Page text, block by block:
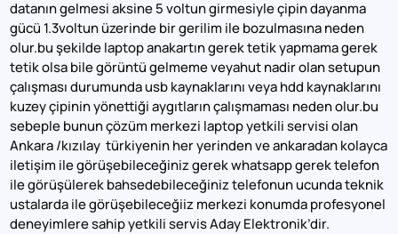
datanın gelmesi aksine 5 voltun girmesiyle çipin dayanma
gücü 1.3voltun üzerinde bir gerilim ile bozulmasına neden
olur.bu şekilde laptop anakartın gerek tetik yapmama gerek
tetik olsa bile görüntü gelmeme veyahut nadir olan setupun
çalışması durumunda usb kaynaklarını veya hdd kaynaklarını
kuzey çipinin yönettiği aygıtların çalışmaması neden olur.bu
sebeple bunun çözüm merkezi laptop yetkili servisi olan
Ankara /kızılay türkiyenin her yerinden ve ankaradan kolayca
iletişim ile görüşebileceğiniz gerek whatsapp gerek telefon
ile görüşülerek bahsedebileceğiniz telefonun ucunda teknik
ustalarda ile görüşebileceğiiz merkezi konumda profesyonel
deneyimlere sahip yetkili servis Aday Elektronik’dir.